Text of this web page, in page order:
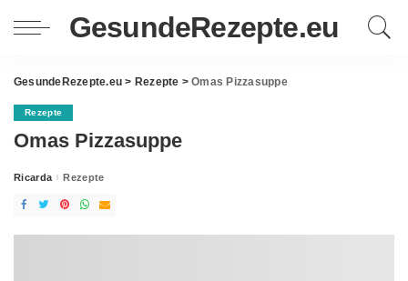
GesundeRezepte.eu
GesundeRezepte.eu > Rezepte >Omas Pizzasuppe
Rezepte
Omas Pizzasuppe
Posted
Ricarda Rezepte